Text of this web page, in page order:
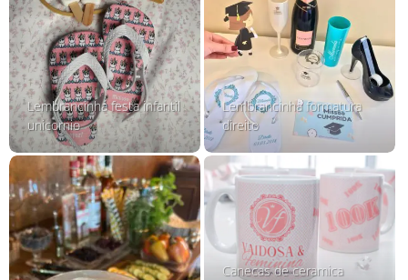
Lembrancinha festa infantil
unicornio
Lembrancinha formatura
direito
Canecas de ceramica